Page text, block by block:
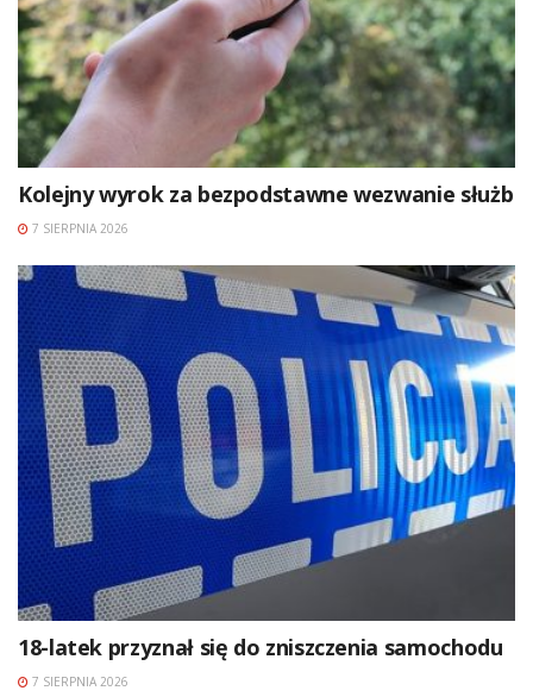
Kolejny wyrok za bezpodstawne wezwanie służb
7 SIERPNIA 2026
18-latek przyznał się do zniszczenia samochodu
7 SIERPNIA 2026